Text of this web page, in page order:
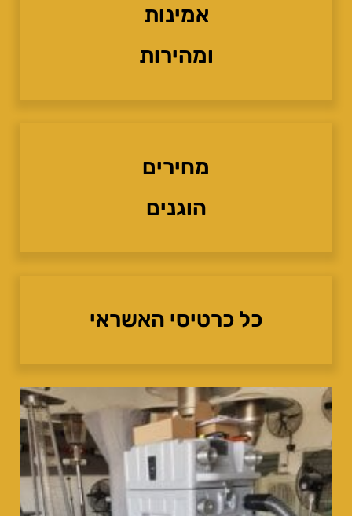
אמינות
ומהירות
מחירים
הוגנים
כל כרטיסי האשראי